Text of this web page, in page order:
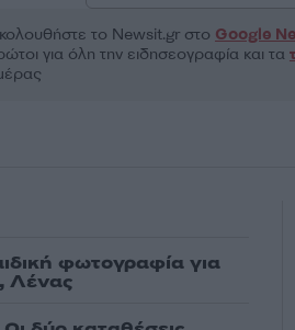
το Νewsit.gr στο Google
για όλη την ειδησεογραφία και τα
φωτογραφία για
Λένας